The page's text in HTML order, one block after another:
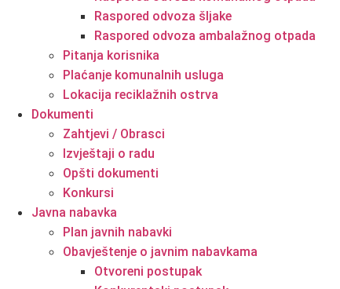
Raspored odvoza šljake
Raspored odvoza ambalažnog otpada
Pitanja korisnika
Plaćanje komunalnih usluga
Lokacija reciklažnih ostrva
Dokumenti
Zahtjevi / Obrasci
Izvještaji o radu
Opšti dokumenti
Konkursi
Javna nabavka
Plan javnih nabavki
Obavještenje o javnim nabavkama
Otvoreni postupak